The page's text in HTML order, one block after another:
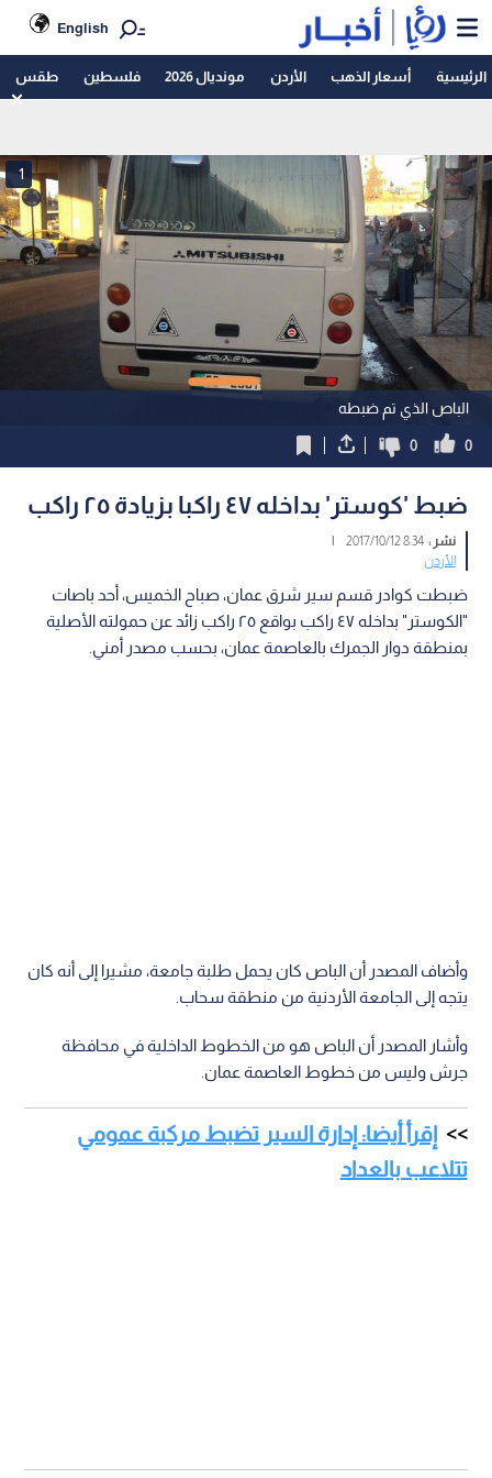
English
الرئيسية أسعار الذهب الأردن مونديال 2026 فلسطين طقس
الباص الذي تم ضبطه
1
0
0
ضبط 'كوستر' بداخله ٤٧ راكبا بزيادة ٢٥ راكب
نشر :8:34 2017/10/12
|
الأردن
ضبطت كوادر قسم سير شرق عمان، صباح الخميس، أحد باصات
"الكوستر" بداخله ٤٧ راكب بواقع ٢٥ راكب زائد عن حمولته الأصلية
بمنطقة دوار الجمرك بالعاصمة عمان، بحسب مصدر أمني.
وأضاف المصدر أن الباص كان يحمل طلبة جامعة، مشيرا إلى أنه كان
يتجه إلى الجامعة الأردنية من منطقة سحاب.
وأشار المصدر أن الباص هو من الخطوط الداخلية في محافظة
جرش وليس من خطوط العاصمة عمان.
إقرأ أيضا: إدارة السير تضبط مركبة عمومي
تتلاعب بالعداد